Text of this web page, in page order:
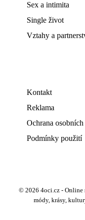
Sex a intimita
Single život
Vztahy a
Kontakt
Reklama
Ochrana osobních
Podmínky použití
© 2026 4oci.cz - Online
módy, krásy,